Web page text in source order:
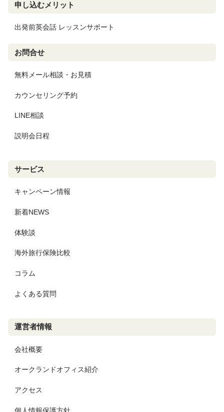
申し込むメリット
出発前英会話 レッスンサポート
お問合せ
無料メール相談・お見積
カウンセリング予約
LINE相談
説明会日程
サービス
キャンペーン情報
新着NEWS
体験談
海外旅行保険比較
コラム
よくある質問
運営者情報
会社概要
オークランドオフィス紹介
アクセス